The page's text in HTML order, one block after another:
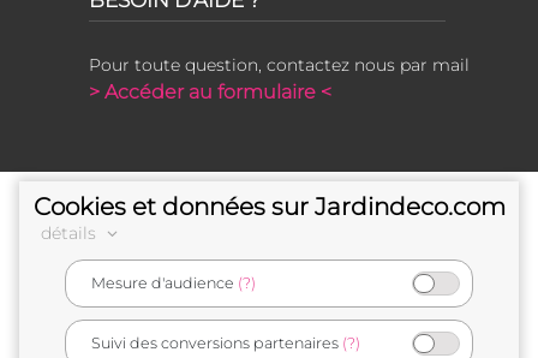
Pour toute question, contactez nous par mail
> Accéder au formulaire <
e-commerçant français
Cookies et données sur Jardindeco.com
détails
Mesure d'audience (?)
Suivi des conversions partenaires (?)